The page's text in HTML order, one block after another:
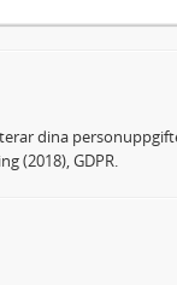
dina
(2018), GDPR.